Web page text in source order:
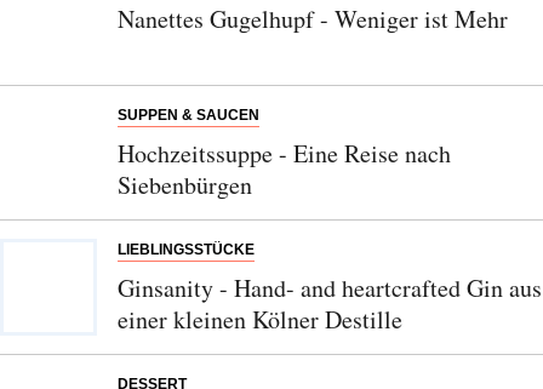
Nanettes Gugelhupf - Weniger ist Mehr
SUPPEN & SAUCEN
Hochzeitssuppe - Eine Reise nach
Siebenbürgen
LIEBLINGSSTÜCKE
Ginsanity - Hand- and heartcrafted Gin aus
einer kleinen Kölner Destille
DESSERT